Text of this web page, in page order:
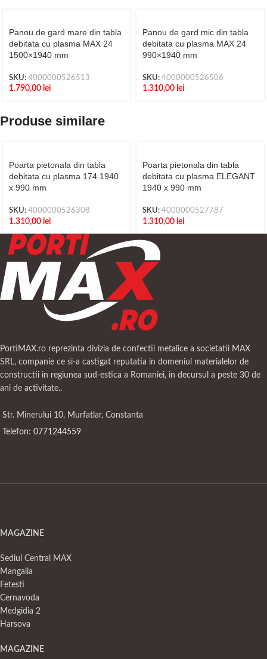
Panou de gard mare din tabla
debitata cu plasma MAX 24
1500×1940 mm
SKU: 4000000526513
1.790,00 lei
Panou de gard mic din tabla
debitata cu plasma MAX 24
990×1940 mm
SKU: 4000000526506
1.310,00 lei
Produse similare
Poarta pietonala din tabla
debitata cu plasma 174 1940
x 990 mm
SKU: 4000000526308
1.310,00 lei
Poarta pietonala din tabla
debitata cu plasma ELEGANT
1940 x 990 mm
SKU: 4000000527787
1.310,00 lei
PortiMAX.ro reprezinta divizia de confectii metalice a societatii MAX
SRL, companie ce si-a castigat reputatia in domeniul materialelor de
constructii in regiunea sud-estica a Romaniei, in decursul a peste 30 de
ani de activitate..
Str. Minerului 10, Murfatlar, Constanta
Telefon: 0771244559
MAGAZINE
Sediul Central MAX
Mangalia
Fetesti
Cernavoda
Medgidia 2
Harsova
MAGAZINE